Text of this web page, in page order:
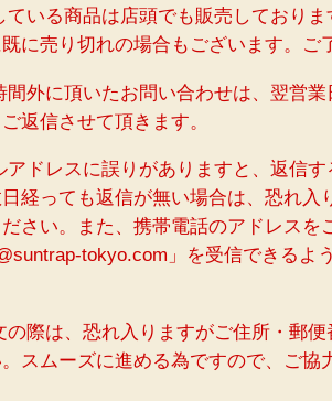
ている商品は店頭でも販売しており
に売り切れの場合もございます。ご
間外に頂いたお問い合わせは、翌営
返信させて頂きます。
アドレスに誤りがありますと、返信
日経っても返信が無い場合は、恐れ入
さい。また、携帯電話のアドレスを
tokyo.com」を受信できるよ
の際は、恐れ入りますがご住所・郵
スムーズに進める為ですので、ご協